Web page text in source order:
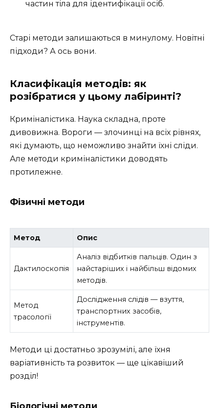
частин тіла для ідентифікації осіб.
Старі методи залишаються в минулому. Новітні
підходи? А ось вони.
Класифікація методів: як
розібратися у цьому лабіринті?
Криміналістика. Наука складна, проте
дивовижна. Вороги — злочинці на всіх рівнях,
які думають, що неможливо знайти їхні сліди.
Але методи криміналістики доводять
протилежне.
Фізичні методи
Метод Опис
Дактилоскопія
Аналіз відбитків пальців. Один з
найстаріших і найбільш відомих
методів.
Метод
трасології
Дослідження слідів — взуття,
транспортних засобів,
інструментів.
Методи ці достатньо зрозумілі, але їхня
варіативність та розвиток — ще цікавіший
розділ!